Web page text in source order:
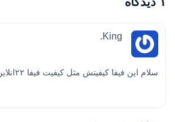
King.
سلام این فیفا کیفیتش مثل کیفیت فیفا ۲۲انلاین هست؟؟؟